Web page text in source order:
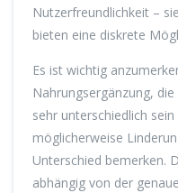
Nutzerfreundlichkeit –
bieten eine diskrete
Es ist wichtig
Nahrungsergänzung,
sehr unterschiedlich
möglicherweise
Unterschied bemerken.
abhängig von der